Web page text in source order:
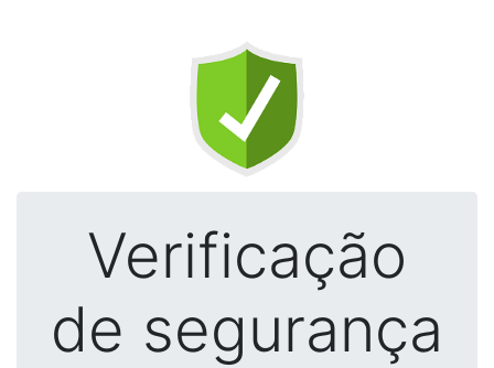
Verificação
de segurança